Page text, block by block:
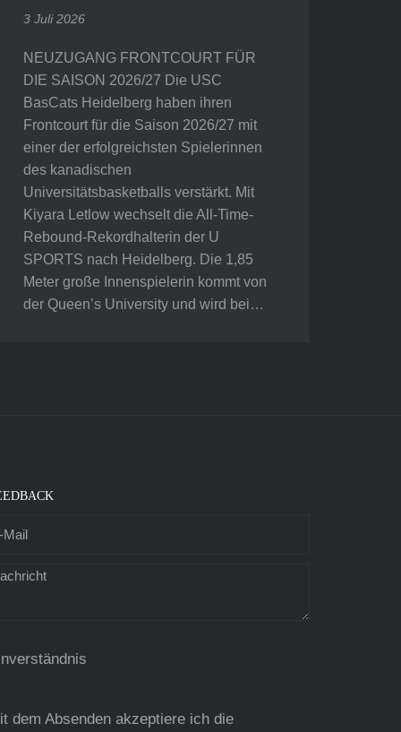
3 Juli 2026
NEUZUGANG FRONTCOURT FÜR
DIE SAISON 2026/27 Die USC
BasCats Heidelberg haben ihren
Frontcourt für die Saison 2026/27 mit
einer der erfolgreichsten Spielerinnen
des kanadischen
Universitätsbasketballs verstärkt. Mit
Kiyara Letlow wechselt die All-Time-
Rebound-Rekordhalterin der U
SPORTS nach Heidelberg. Die 1,85
Meter große Innenspielerin kommt von
der Queen’s University und wird bei…
dem Absenden akzeptiere ich die